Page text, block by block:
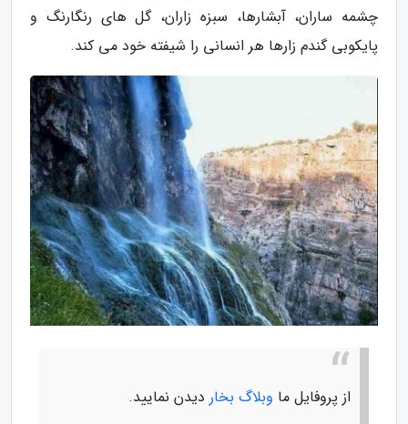
چشمه ساران، آبشارها، سبزه زاران، گل های رنگارنگ و
پایکوبی گندم زارها هر انسانی را شیفته خود می کند.
از پروفایل ما وبلاگ بخار دیدن نمایید.